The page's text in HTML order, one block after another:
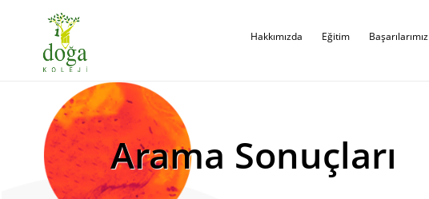
Hakkımızda Eğitim Başarılarımız
Arama Sonuçları